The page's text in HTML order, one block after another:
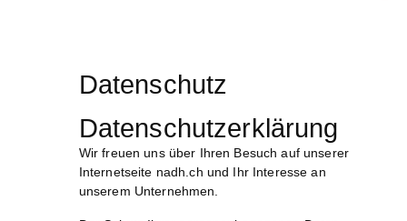
Datenschutz
Datenschutzerklärung
Wir freuen uns über Ihren Besuch auf unserer
Internetseite nadh.ch und Ihr Interesse an
unserem Unternehmen.